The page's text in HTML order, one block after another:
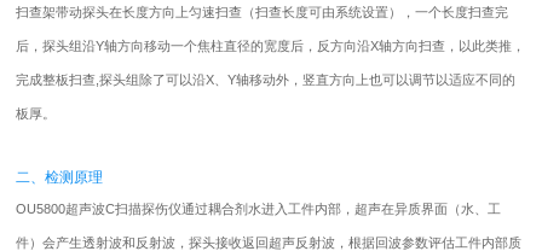
扫查架带动探头在长度方向上匀速扫查（扫查长度可由系统设置），一个长度扫查完
后，探头组沿Y轴方向移动一个焦柱直径的宽度后，反方向沿X轴方向扫查，以此类推，
完成整板扫查,探头组除了可以沿X、Y轴移动外，竖直方向上也可以调节以适应不同的
板厚。
二、检测原理
OU5800超声波C扫描探伤仪通过耦合剂水进入工件内部，超声在异质界面（水、工
件）会产生透射波和反射波，探头接收返回超声反射波，根据回波参数评估工件内部质